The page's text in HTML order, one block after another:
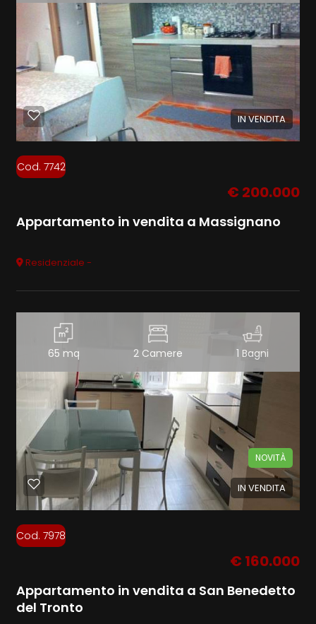
IN VENDITA
Cod. 7742
€ 200.000
Appartamento in vendita a Massignano
Residenziale -
65 mq 2 Camere 1 Bagni
IN VENDITA
NOVITÀ
Cod. 7978
€ 160.000
Appartamento in vendita a San Benedetto
del Tronto